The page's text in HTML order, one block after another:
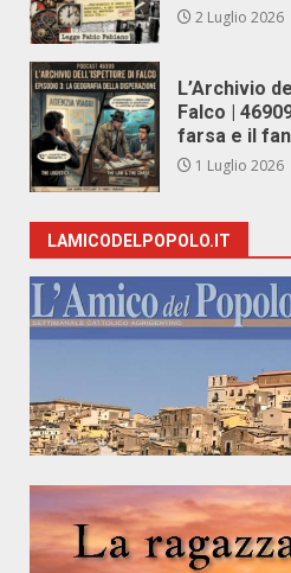
2 Luglio 2026
L’Archivio
Falco |
farsa e il
1 Luglio 2026
LAMICODELPOPOLO.IT